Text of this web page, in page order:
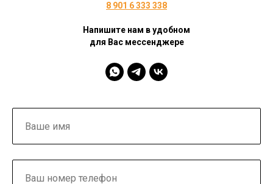
8 901 6 333 338
Напишите нам в удобном
для Вас мессенджере